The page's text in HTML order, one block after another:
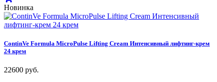
Новинка
ContinVe Formula MicroPulse Lifting Cream Интенсивный лифтинг-крем
24 крем
22600 руб.